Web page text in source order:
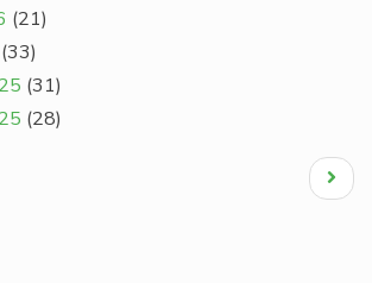
(21)
(33)
(31)
(28)
Next
page